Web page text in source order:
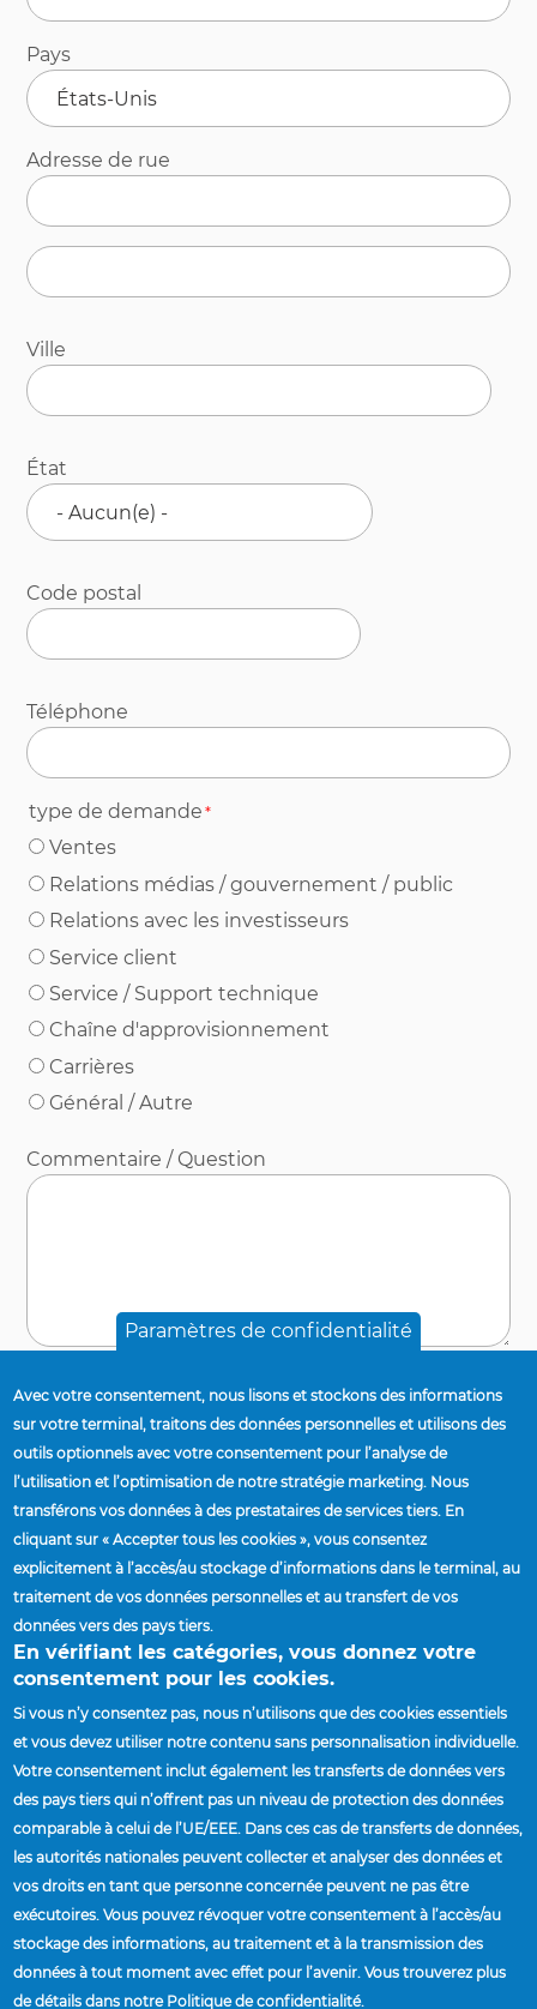
Pays
Adresse de rue
Adresse
ligne
Ville
État
Code postal
Téléphone
type de demande
Ventes
Relations médias / gouvernement / public
Relations avec les investisseurs
Service client
Service / Support technique
Chaîne d'approvisionnement
Carrières
Général / Autre
Commentaire / Question
d'Accuride.
(Champs requis)
non afin d'éviter les soumissions de pourriel (spam)
automatisées.
Breadcrumb
Accueil Contact
FOURNISSEURS
SITES & LIEUX D'IMPLANTATION
TROUVER UN REPRÉSENTANT COMMERCIAL
Paramètres de confidentialité
Avec votre consentement, nous lisons et stockons des informations
sur votre terminal, traitons des données personnelles et utilisons des
outils optionnels avec votre consentement pour l’analyse de
l’utilisation et l’optimisation de notre stratégie marketing. Nous
transférons vos données à des prestataires de services tiers. En
cliquant sur « Accepter tous les cookies », vous consentez
explicitement à l’accès/au stockage d’informations dans le terminal, au
traitement de vos données personnelles et au transfert de vos
données vers des pays tiers.
En vérifiant les catégories, vous donnez votre
consentement pour les cookies.
Si vous n’y consentez pas, nous n’utilisons que des cookies essentiels
et vous devez utiliser notre contenu sans personnalisation individuelle.
Votre consentement inclut également les transferts de données vers
des pays tiers qui n’offrent pas un niveau de protection des données
comparable à celui de l’UE/EEE. Dans ces cas de transferts de données,
les autorités nationales peuvent collecter et analyser des données et
vos droits en tant que personne concernée peuvent ne pas être
exécutoires. Vous pouvez révoquer votre consentement à l’accès/au
stockage des informations, au traitement et à la transmission des
données à tout moment avec effet pour l’avenir. Vous trouverez plus
de détails dans notre Politique de confidentialité.